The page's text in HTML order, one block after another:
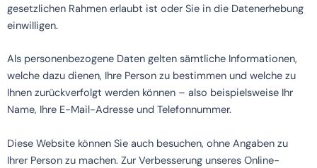
gesetzlichen Rahmen erlaubt ist oder Sie in die Datenerhebung
einwilligen.
Als personenbezogene Daten gelten sämtliche Informationen,
welche dazu dienen, Ihre Person zu bestimmen und welche zu
Ihnen zurückverfolgt werden können – also beispielsweise Ihr
Name, Ihre E-Mail-Adresse und Telefonnummer.
Diese Website können Sie auch besuchen, ohne Angaben zu
Ihrer Person zu machen. Zur Verbesserung unseres Online-